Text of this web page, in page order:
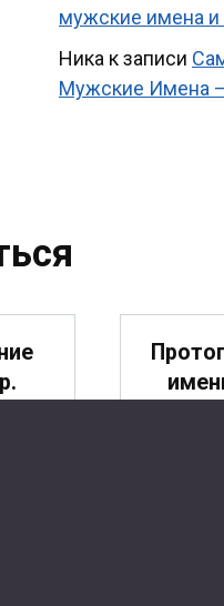
мужские имена и
Ника к записи
Мужские Имена